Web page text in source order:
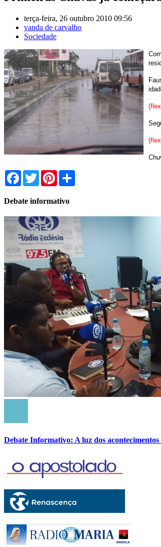
terça-feira, 26 outubro 2010 09:56
vanda de carvalho
Sociedade
Facebook
TwitterPinterest
Debate informativo
Debate Informativo: A luz dos